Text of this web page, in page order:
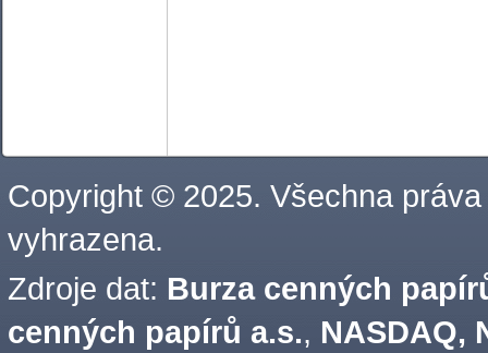
Copyright © 2025. Všechna práva
vyhrazena.
Zdroje dat: Burza cenných
cenných papírů a.s., NASDAQ,